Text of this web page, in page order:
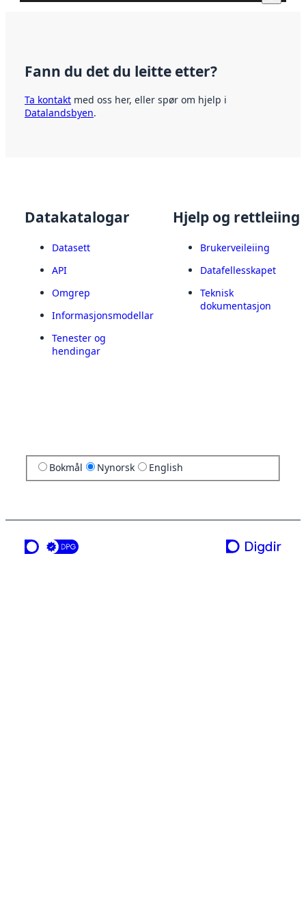
Fann du det du leitte etter?
Ta kontakt med oss her, eller spør om hjelp i
Datalandsbyen.
Datakatalogar
Datasett
API
Omgrep
Informasjonsmodellar
Tenester og
hendingar
Hjelp og rettleiing
Brukerveileiing
Datafellesskapet
Teknisk
dokumentasjon
Bokmål Nynorsk English